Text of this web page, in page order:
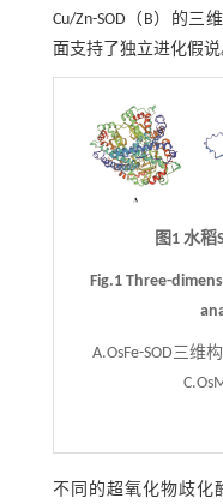
Cu/Zn-SOD（B）的三
面支持了独立进化假说
图1 水稻
Fig.1 Three-
A.OsFe-SOD三维
不同的超氧化物歧化